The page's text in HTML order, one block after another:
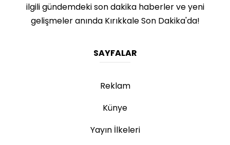
ilgili gündemdeki son dakika haberler ve yeni
gelişmeler anında Kırıkkale Son Dakika'da!
SAYFALAR
Reklam
Künye
Yayın İlkeleri